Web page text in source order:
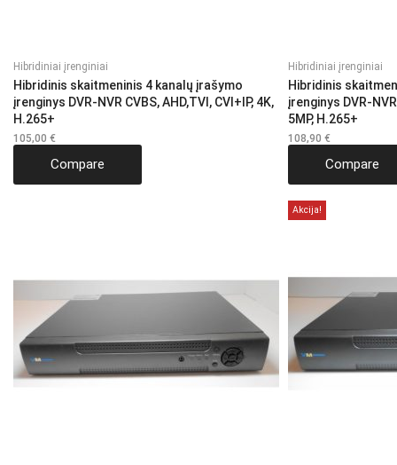
Hibridiniai įrenginiai
Hibridinis skaitmeninis 4 kanalų įrašymo
įrenginys DVR-NVR CVBS, AHD,TVI, CVI+IP, 4K,
H.265+
105,00 €
Compare
Hibridiniai įrenginiai
Hibridinis
įrenginys DVR-
5MP, H.265+
108,90 €
Compare
Akcija!